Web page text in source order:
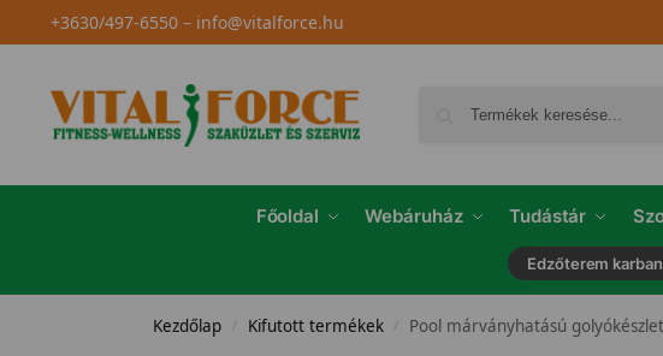
+3630/497-6550– info@vitalforce.hu
Főoldal Webáruház Tudástár
Edzőterem
Kezdőlap / Kifutott termékek / Pool márványhatású golyókészlet